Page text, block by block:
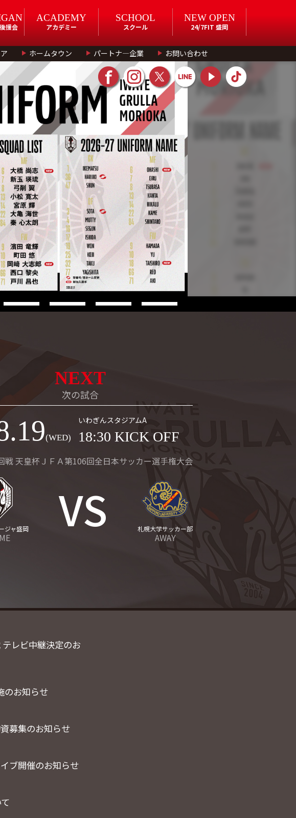
援会
ACADEMY
アカデミー
SCHOOL
スクール
NEW OPEN
24/7FIT 盛岡
ホームタウン パートナ―企業 お問い合わせ
NEXT
次の試合
(WED)
いわぎんスタジアムA
18:30 KICK OFF
戦 天皇杯ＪＦＡ第106回全日本サッカー選手権大会
ジャ盛岡 VS 札幌大学サッカー部
AWAY
レビ中継決定のお
のお知らせ
募集のお知らせ
ブ開催のお知らせ